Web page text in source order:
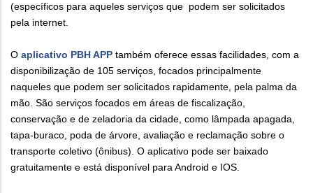
(específicos para aqueles serviços que podem ser solicitados
pela internet.
O aplicativo PBH APP também oferece essas facilidades, com a
disponibilização de 105 serviços, focados principalmente
naqueles que podem ser solicitados rapidamente, pela palma da
mão. São serviços focados em áreas de fiscalização,
conservação e de zeladoria da cidade, como lâmpada apagada,
tapa-buraco, poda de árvore, avaliação e reclamação sobre o
transporte coletivo (ônibus). O aplicativo pode ser baixado
gratuitamente e está disponível para Android e IOS.